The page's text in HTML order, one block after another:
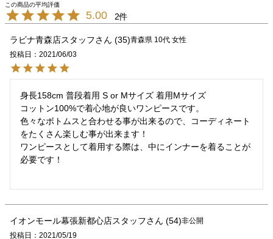
5.00 2
ラビナ青森店スタッフ 35 青森県 10代 女性
投稿日
2021/06/03
身長158cm 普段着用 S or Mサイズ 着用Mサイズ
コットン100%で着心地が良いワンピースです。
色々なボトムスと合わせる事が出来るので、コーディネート
をたくさん楽しむ事が出来ます！
ワンピースとして着用する際は、中にインナーを着ることが
必要です！
イオンモール幕張新都心店スタッフ 54 非公開
投稿日
2021/05/19